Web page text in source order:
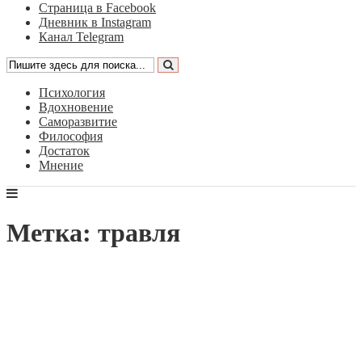
Страница в Facebook
Дневник в Instagram
Канал Telegram
Психология
Вдохновение
Саморазвитие
Философия
Достаток
Мнение
Метка: травля